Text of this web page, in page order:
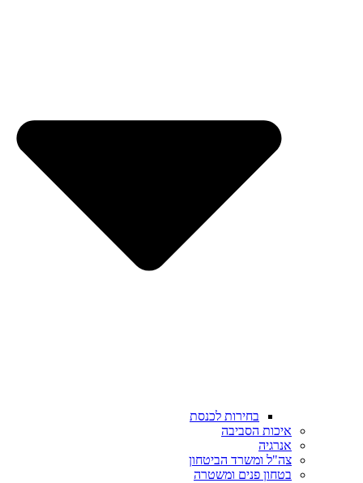
בחירות לכנסת
איכות הסביבה
אנרגיה
צה"ל ומשרד הביטחון
בטחון פנים ומשטרה